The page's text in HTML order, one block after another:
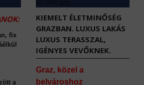
fix
a
KIEMELT ÉLETMINŐSÉG
GRAZBAN. LUXUS LAKÁS
LUXUS TERASSZAL,
IGÉNYES VEVŐKNEK.
Graz, közel a
belvároshoz